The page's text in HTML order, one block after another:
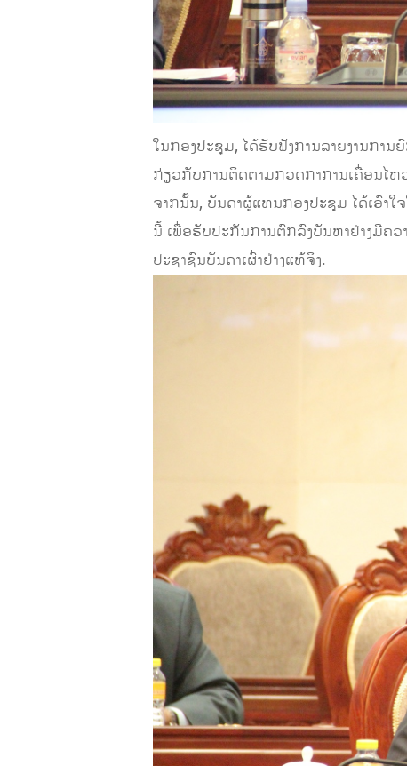
ໃນກອງປະຊຸມ, ໄດ້ຮັບຟັງການລາຍງານກາ
ກ່ຽວກັບການຕິດຕາມກວດກາການເຄື່ອນໄຫ
ຈາກນັ້ນ, ບັນດາຜູ້ແທນກອງປະຊຸມ ໄດ້ເອົາໃ
ນີ້ ເພື່ອຮັບປະກັນການຕົກລົງບັນຫາຢ່າງມີຄ
ປະຊາຊົນບັນດາເຜົ່າຢ່າງແທ້ຈິງ.